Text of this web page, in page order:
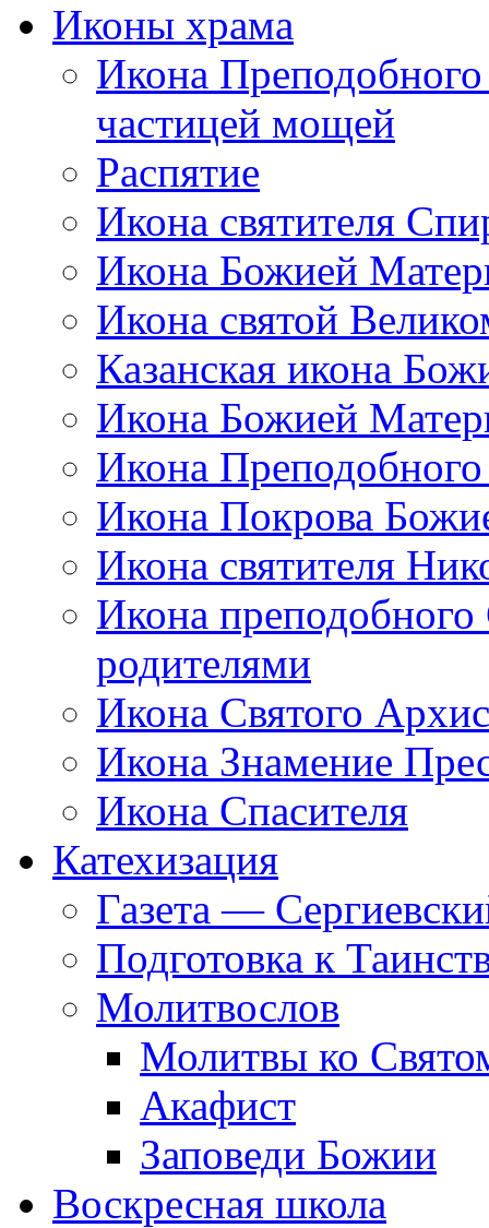
Иконы храма
Икона
частицей мощей
Распятие
Икона святителя
Икона Божией
Икона святой
Казанская икона
Икона Божией
Икона
Икона Покрова
Икона святителя
Икона преподобного
родителями
Икона Святого
Икона Знамение
Икона Спасителя
Катехизация
Газета —
Подготовка к
Молитвослов
Молитвы ко
Акафист
Заповеди Божии
Воскресная школа